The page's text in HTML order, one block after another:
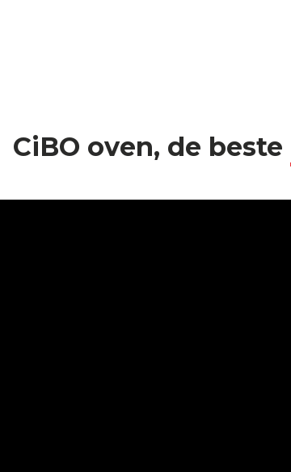
CiBO oven, de beste